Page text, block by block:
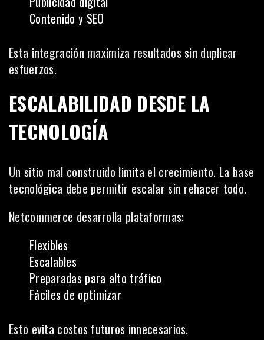
Contenido y SEO
Esta integración maximiza resultados sin duplicar
esfuerzos.
ESCALABILIDAD DESDE LA
TECNOLOGÍA
Un sitio mal construido limita el crecimiento. La base
tecnológica debe permitir escalar sin rehacer todo.
Netcommerce desarrolla plataformas:
Flexibles
Escalables
Preparadas para alto tráfico
Fáciles de optimizar
Esto evita costos futuros innecesarios.